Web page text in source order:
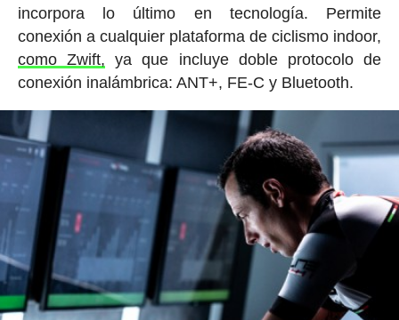
incorpora lo último en tecnología. Permite
conexión a cualquier plataforma de ciclismo indoor,
como Zwift, ya que incluye doble protocolo de
conexión inalámbrica: ANT+, FE-C y Bluetooth.